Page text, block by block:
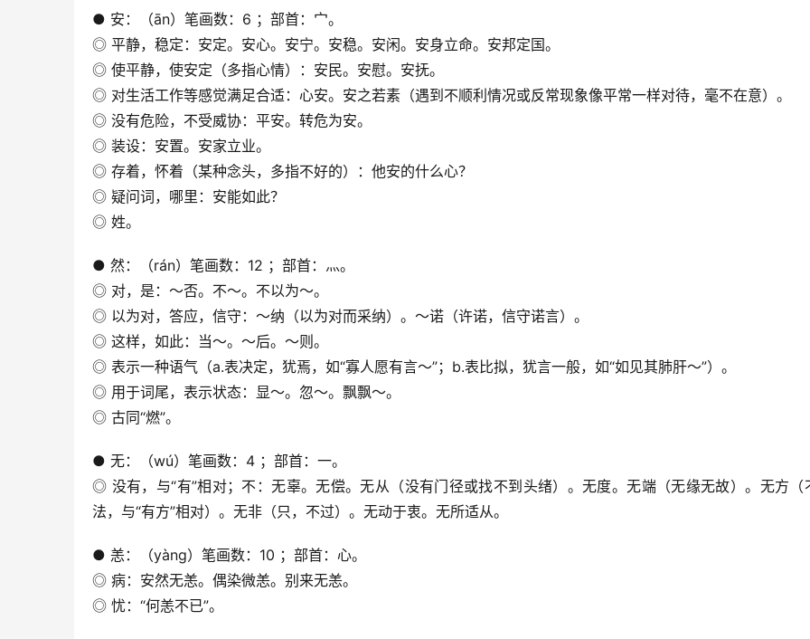
● 安：（ān）笔画数：6 ；部首：宀。
◎ 平静，稳定：安定。安心。安宁。安稳。安闲。安身立命。安邦定国。
◎ 使平静，使安定（多指心情）：安民。安慰。安抚。
◎ 对生活工作等感觉满足合适：心安。安之若素（遇到不顺利情况或反常现象像平常一样对待，毫不在意）。
◎ 没有危险，不受威协：平安。转危为安。
◎ 装设：安置。安家立业。
◎ 存着，怀着（某种念头，多指不好的）：他安的什么心？
◎ 疑问词，哪里：安能如此？
◎ 姓。
● 然：（rán）笔画数：12 ；部首：灬。
◎ 对，是：～否。不～。不以为～。
◎ 以为对，答应，信守：～纳（以为对而采纳）。～诺（许诺，信守诺言）。
◎ 这样，如此：当～。～后。～则。
◎ 表示一种语气（a.表决定，犹焉，如“寡人愿有言～”；b.表比拟，犹言一般，如“如见其肺肝～”）。
◎ 用于词尾，表示状态：显～。忽～。飘飘～。
◎ 古同“燃”。
● 无：（wú）笔画数：4 ；部首：一。
◎ 没有，与“有”相对；不：无辜。无偿。无从（没有门径或找不到头绪）。无度。无端（无缘无故）。无方（
法，与“有方”相对）。无非（只，不过）。无动于衷。无所适从。
● 恙：（yàng）笔画数：10 ；部首：心。
◎ 病：安然无恙。偶染微恙。别来无恙。
◎ 忧：“何恙不已”。